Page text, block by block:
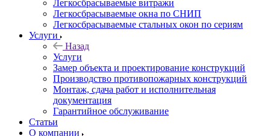
Легкосбрасываемые витражи
Легкосбрасываемые окна по СНИП
Легкосбрасываемые стальных окон по сериям
Услуги
Назад
Услуги
Замер объекта и проектирование конструкций
Производство противопожарных конструкций
Монтаж, сдача работ и исполнительная
документация
Гарантийное обслуживание
Статьи
О компании